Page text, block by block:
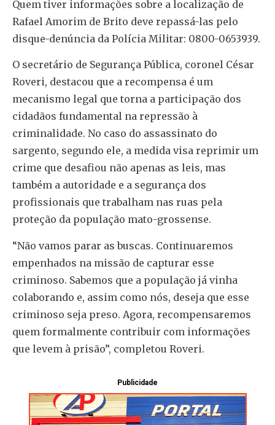
Quem tiver informações sobre a localização de
Rafael Amorim de Brito deve repassá-las pelo
disque-denúncia da Polícia Militar: 0800-0653939.
O secretário de Segurança Pública, coronel César
Roveri, destacou que a recompensa é um
mecanismo legal que torna a participação dos
cidadãos fundamental na repressão à
criminalidade. No caso do assassinato do
sargento, segundo ele, a medida visa reprimir um
crime que desafiou não apenas as leis, mas
também a autoridade e a segurança dos
profissionais que trabalham nas ruas pela
proteção da população mato-grossense.
“Não vamos parar as buscas. Continuaremos
empenhados na missão de capturar esse
criminoso. Sabemos que a população já vinha
colaborando e, assim como nós, deseja que esse
criminoso seja preso. Agora, recompensaremos
quem formalmente contribuir com informações
que levem à prisão”, completou Roveri.
Publicidade